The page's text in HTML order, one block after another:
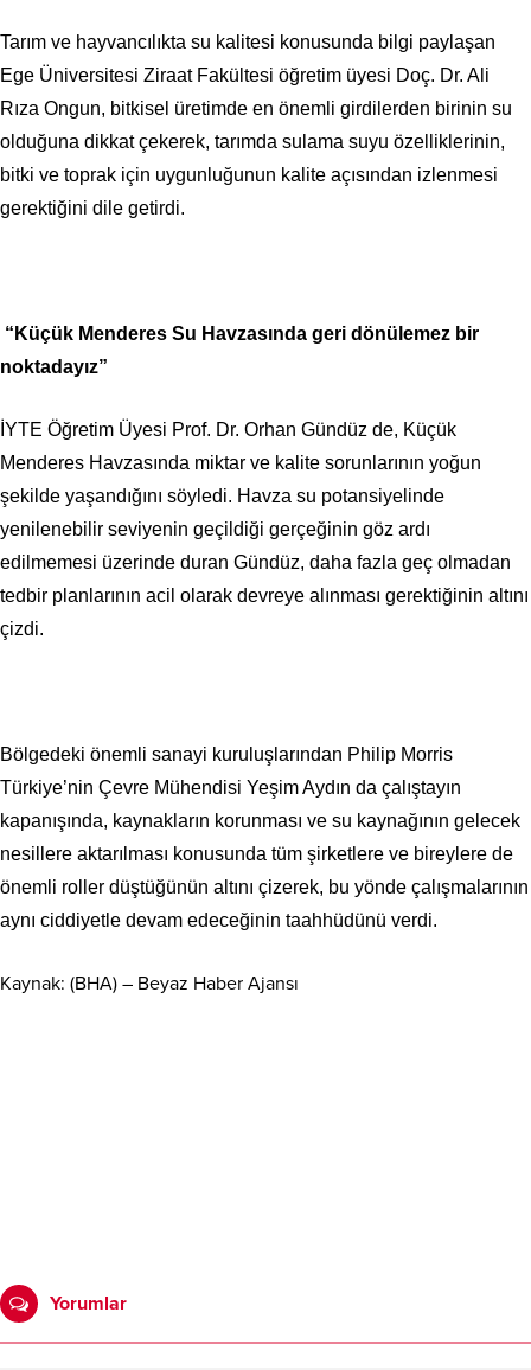
Tarım ve hayvancılıkta su kalitesi konusunda bilgi paylaşan
Ege Üniversitesi Ziraat Fakültesi öğretim üyesi Doç. Dr. Ali
Rıza Ongun, bitkisel üretimde en önemli girdilerden birinin su
olduğuna dikkat çekerek, tarımda sulama suyu özelliklerinin,
bitki ve toprak için uygunluğunun kalite açısından izlenmesi
gerektiğini dile getirdi.
“Küçük Menderes Su Havzasında geri dönülemez bir
noktadayız”
İYTE Öğretim Üyesi Prof. Dr. Orhan Gündüz de, Küçük
Menderes Havzasında miktar ve kalite sorunlarının yoğun
şekilde yaşandığını söyledi. Havza su potansiyelinde
yenilenebilir seviyenin geçildiği gerçeğinin göz ardı
edilmemesi üzerinde duran Gündüz, daha fazla geç olmadan
tedbir planlarının acil olarak devreye alınması gerektiğinin altını
çizdi.
Bölgedeki önemli sanayi kuruluşlarından Philip Morris
Türkiye’nin Çevre Mühendisi Yeşim Aydın da çalıştayın
kapanışında, kaynakların korunması ve su kaynağının gelecek
nesillere aktarılması konusunda tüm şirketlere ve bireylere de
önemli roller düştüğünün altını çizerek, bu yönde çalışmalarının
aynı ciddiyetle devam edeceğinin taahhüdünü verdi.
Kaynak: (BHA) – Beyaz Haber Ajansı
Yorumlar